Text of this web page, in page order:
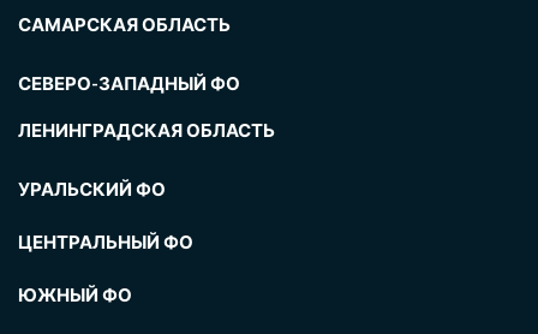
САМАРСКАЯ ОБЛАСТЬ
СЕВЕРО-ЗАПАДНЫЙ ФО
ЛЕНИНГРАДСКАЯ ОБЛАСТЬ
УРАЛЬСКИЙ ФО
ЦЕНТРАЛЬНЫЙ ФО
ЮЖНЫЙ ФО